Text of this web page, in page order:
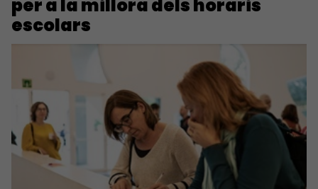
per a la millora dels horaris
escolars